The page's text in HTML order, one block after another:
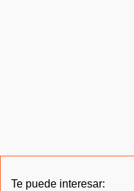
Te puede interesar: